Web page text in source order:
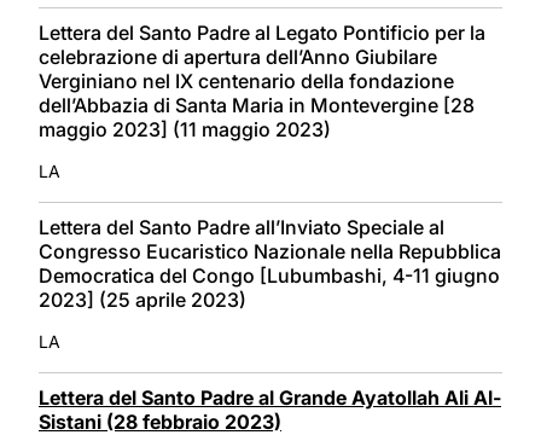
Lettera del Santo Padre al Legato Pontificio per la
celebrazione di apertura dell’Anno Giubilare
Verginiano nel IX centenario della fondazione
dell’Abbazia di Santa Maria in Montevergine [28
maggio 2023] (11 maggio 2023)
LA
Lettera del Santo Padre all’Inviato Speciale al
Congresso Eucaristico Nazionale nella Repubblica
Democratica del Congo [Lubumbashi, 4-11 giugno
2023] (25 aprile 2023)
LA
Lettera del Santo Padre al Grande Ayatollah Ali Al-
Sistani (28 febbraio 2023)